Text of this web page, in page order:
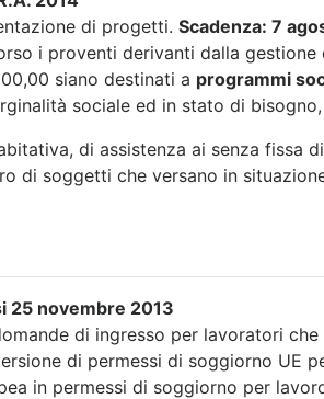
di progetti. Scadenza: 7
i proventi derivanti dalla
siano destinati a programmi
sociale ed in stato di
di assistenza ai senza fissa
di soggetti che versano in
25 novembre 2013
di ingresso per lavoratori
di permessi di soggiorno UE
in permessi di soggiorno per